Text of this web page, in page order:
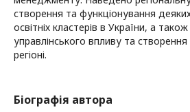
створення та функціонування
освітніх кластерів в України, а
управлінського впливу та створення
регіоні.
Біографія автора